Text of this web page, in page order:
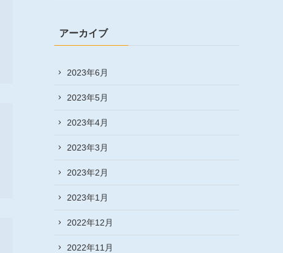
アーカイブ
2023年6月
2023年5月
2023年4月
2023年3月
2023年2月
2023年1月
2022年12月
2022年11月